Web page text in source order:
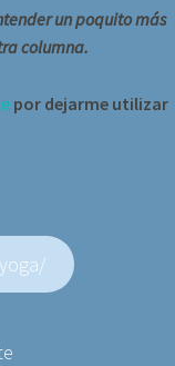
un poquito más
columna.
por dejarme utilizar